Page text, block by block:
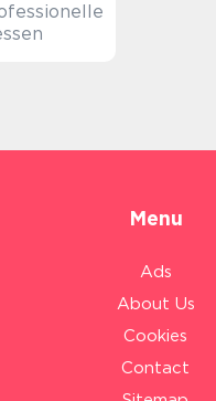
Menu
Ads
About Us
Cookies
Contact